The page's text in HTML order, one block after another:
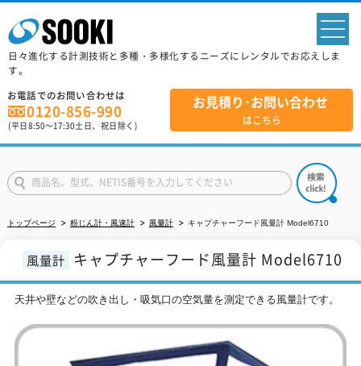
日々進化する計測技術と多種・多様化するニーズにレンタルでお応えしま
す。
お電話でのお問い合わせは
0120-856-990
(平日8:50～17:30土日、祝日除く)
お見積り･お問い合わせ
はこちら
トップページ 粉じん計・風速計 風量計 キャプチャーフード風量計 Model6710
風量計 キャプチャーフード風量計 Model6710
天井や壁などの吹き出し・吸気口の空気量を測定できる風量計です。